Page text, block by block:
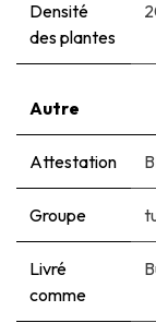
Densité
des plantes
Autre
Attestation
Groupe
Livré
comme